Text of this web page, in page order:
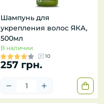
Шампунь для
укрепления волос ЯКА,
500мл
В наличии
10
257 грн.